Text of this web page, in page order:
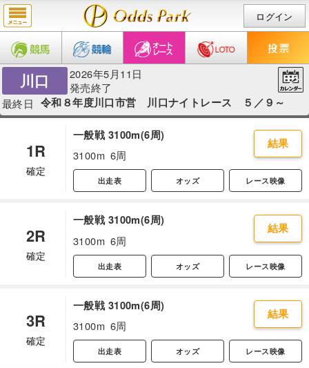
ログイン
川口
2026年5月11日
発売終了
最終日 令和８年度川口市営 川口ナイトレース ５／９～
1R
確定
一般戦 3100m(6周)
3100m 6周
結果
出走表 オッズ レース映像
2R
確定
一般戦 3100m(6周)
3100m 6周
結果
出走表 オッズ レース映像
3R
確定
一般戦 3100m(6周)
3100m 6周
結果
出走表 オッズ レース映像